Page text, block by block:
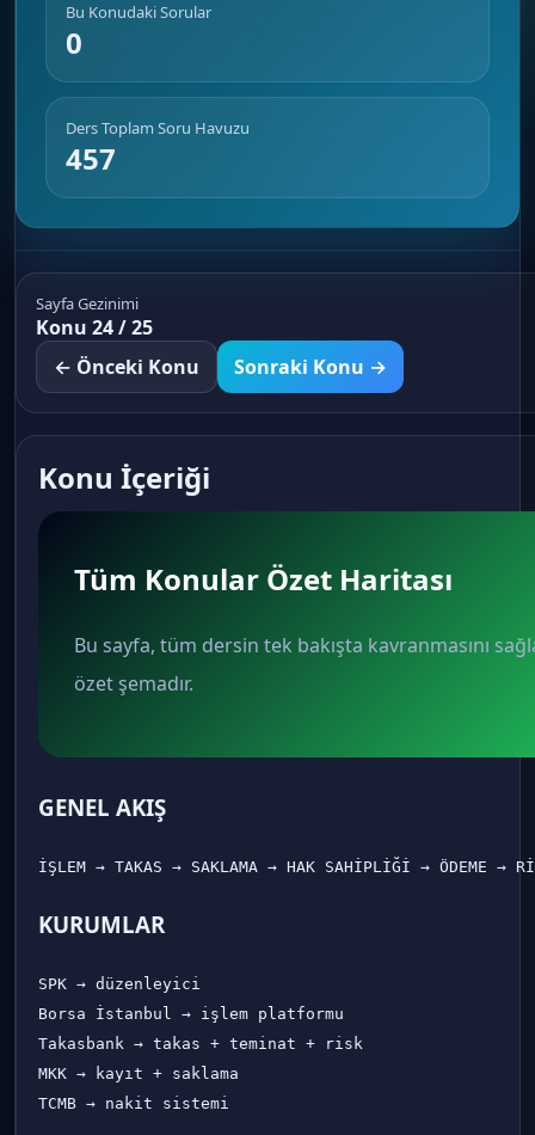
Bu Konudaki Sorular
0
Ders Toplam Soru Havuzu
457
Sayfa Gezinimi
Konu 24 / 25
← Önceki Konu
Sonraki Konu →
Konu İçeriği
Tüm Konular Özet Haritası
Bu sayfa, tüm dersin tek bakışta kavranmasını
özet şemadır.
GENEL AKIŞ
KURUMLAR
SPK → düzenleyici
Borsa İstanbul → işlem platformu
Takasbank → takas + teminat + risk
MKK → kayıt + saklama